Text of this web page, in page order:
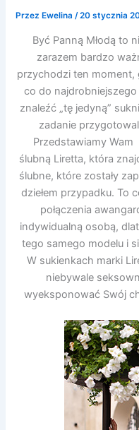
PrzezEwelina /20 stycznia
Być Panną Młodą to
zarazem bardzo
przychodzi ten
co do najdrobniejszego
znaleźć „tę jedyną”
zadanie
Przedstawiamy
ślubną Liretta, która
ślubne, które zostały
dziełem przypadku. To
połączenia
indywidualną osobą,
tego samego modelu i
W sukienkach marki
niebywale
wyeksponować Swój